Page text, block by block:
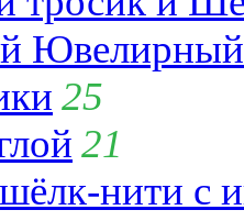
25
21
нити с